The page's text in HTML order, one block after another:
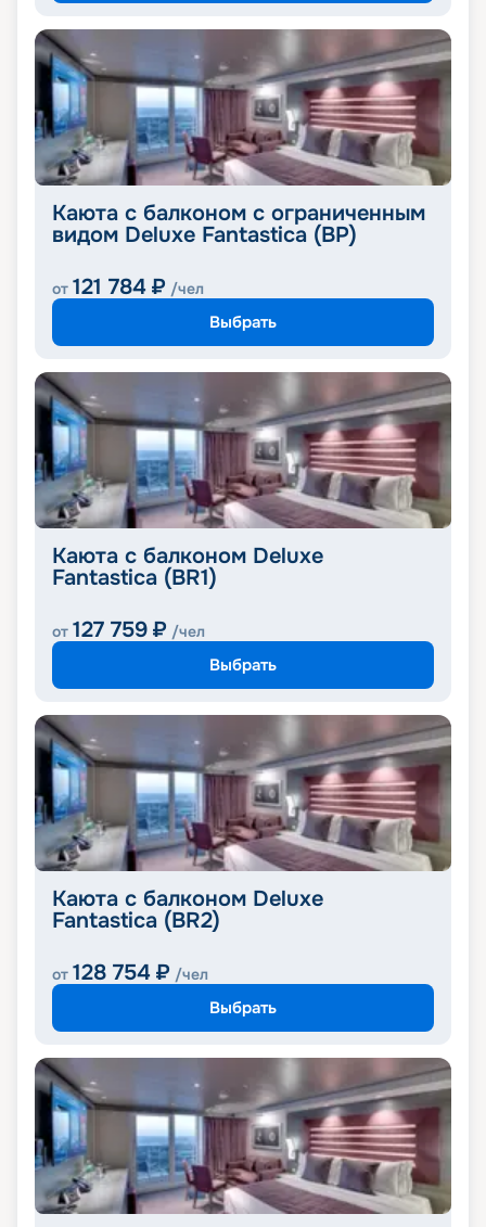
Каюта с балконом с ограниченным
видом Deluxe Fantastica (BP)
от 121 784 ₽ /чел
Выбрать
Каюта с балконом Deluxe
Fantastica (BR1)
от 127 759 ₽ /чел
Выбрать
Каюта с балконом Deluxe
Fantastica (BR2)
от 128 754 ₽ /чел
Выбрать